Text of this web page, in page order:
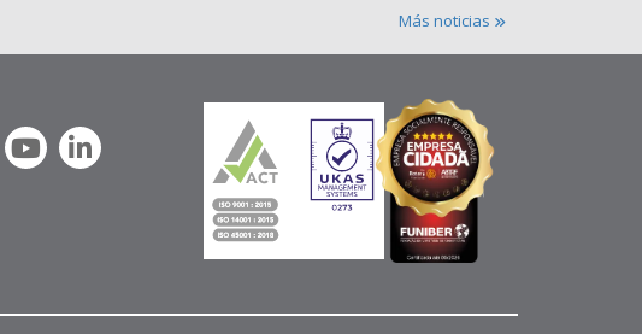
Más noticias